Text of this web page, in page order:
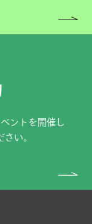
ントを開催し
い。